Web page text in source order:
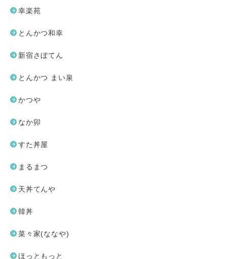
幸楽苑
とんかつ和幸
新宿さぼてん
とんかつ まい泉
かつや
なか卯
すた丼屋
まるまつ
天丼てんや
韓丼
菜々家(ななや)
ほっともっと